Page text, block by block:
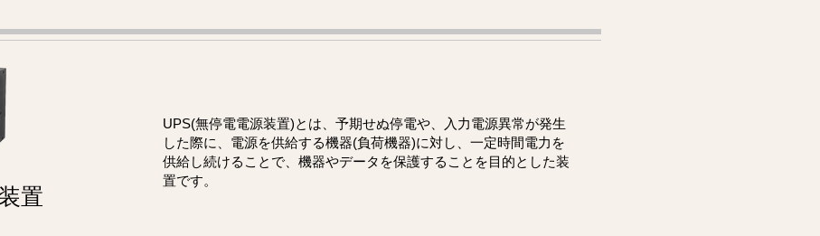
置
UPS(無停電電源装置)とは、予期せぬ停電や、入力電源異常が発生
した際に、電源を供給する機器(負荷機器)に対し、一定時間電力を
供給し続けることで、機器やデータを保護することを目的とした装
置です。